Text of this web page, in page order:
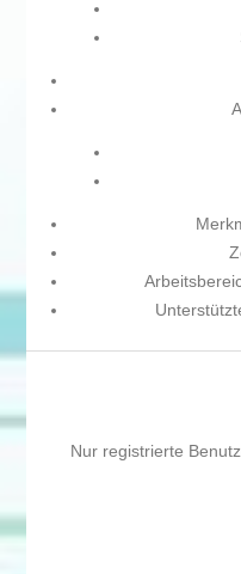
Nur registrierte